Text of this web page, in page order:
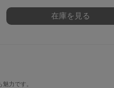
在庫を見る
力です。